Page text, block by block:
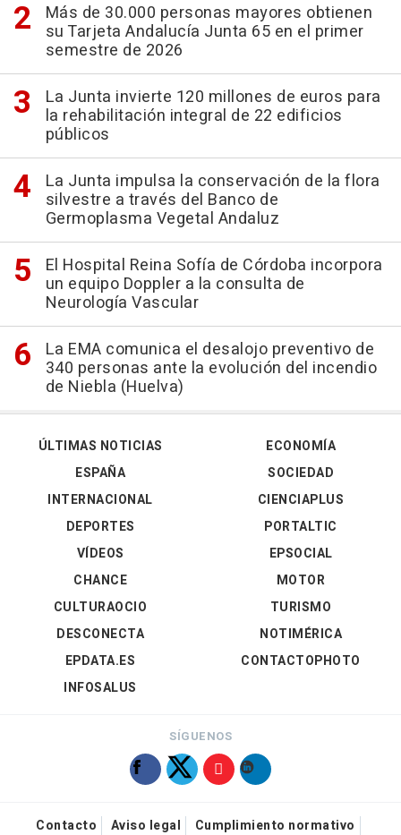
Más de 30.000 personas mayores obtienen
su Tarjeta Andalucía Junta 65 en el primer
semestre de 2026
La Junta invierte 120 millones de euros para
la rehabilitación integral de 22 edificios
públicos
La Junta impulsa la conservación de la flora
silvestre a través del Banco de
Germoplasma Vegetal Andaluz
El Hospital Reina Sofía de Córdoba incorpora
un equipo Doppler a la consulta de
Neurología Vascular
La EMA comunica el desalojo preventivo de
340 personas ante la evolución del incendio
de Niebla (Huelva)
ÚLTIMAS NOTICIAS
ESPAÑA
INTERNACIONAL
DEPORTES
VÍDEOS
ECONOMÍA
SOCIEDAD
CIENCIAPLUS
PORTALTIC
EPSOCIAL
CHANCE
CULTURAOCIO
DESCONECTA
EPDATA.ES
INFOSALUS
MOTOR
TURISMO
NOTIMÉRICA
CONTACTOPHOTO
SÍGUENOS
Contacto Aviso legal Cumplimiento normativo